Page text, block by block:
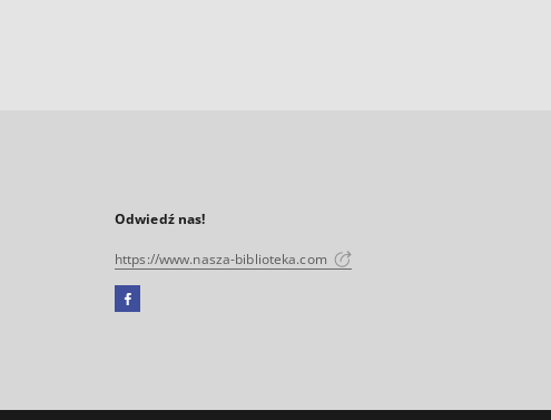
Odwiedź nas!
https://www.nasza-biblioteka.com
Facebook
w